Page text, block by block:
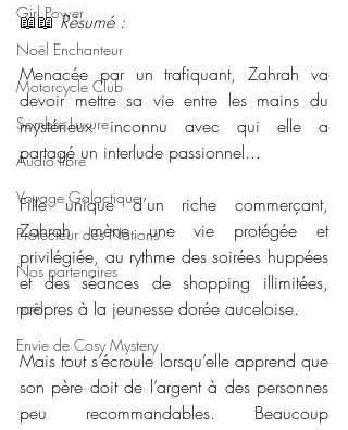
Girl Power
Noël Enchanteur
Motorcycle Club
Sombre Luxure
Audio libre
Voyage Galactique
Protecteur des Nations
Nos partenaires
noêl
Envie de Cosy Mystery
📖📖 Résumé :
Menacée par un trafiquant, Zahrah va
devoir mettre sa vie entre les mains du
mystérieux inconnu avec qui elle a
partagé un interlude passionnel...
Fille unique d’un riche commerçant,
Zahrah mène une vie protégée et
privilégiée, au rythme des soirées huppées
et des séances de shopping illimitées,
propres à la jeunesse dorée auceloise.
Mais tout s’écroule lorsqu’elle apprend que
son père doit de l’argent à des personnes
peu recommandables. Beaucoup